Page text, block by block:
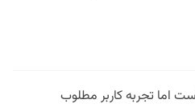
اما تجربه کاربر مطلوب